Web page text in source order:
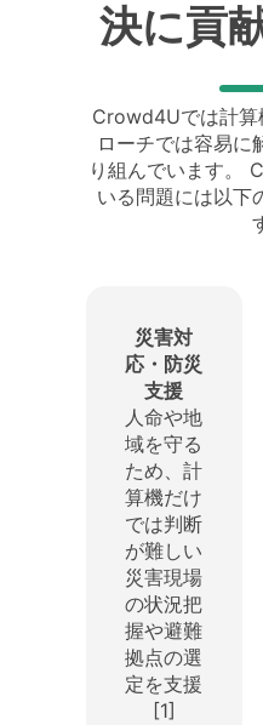
決に貢
Crowd4Uでは計算
ローチでは容易に
り組んでいます。
いる問題には以下
災害対
応・防災
支援
人命や地
域を守る
ため、計
算機だけ
では判断
が難しい
災害現場
の状況把
握や避難
拠点の選
定を支援
[1]